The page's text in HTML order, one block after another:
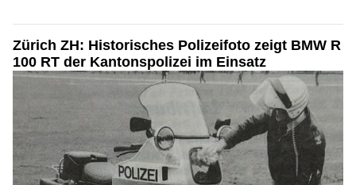
Zürich ZH: Historisches Polizeifoto zeigt BMW R
100 RT der Kantonspolizei im Einsatz